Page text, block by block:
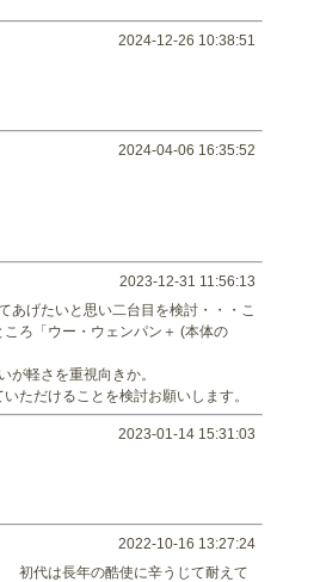
2024-12-26 10:38:51
2024-04-06 16:35:52
2023-12-31 11:56:13
げたいと思い二台目を検討・・・こ
ろ「ウー・ウェンパン＋ (本体の
軽さを重視向きか。
ただけることを検討お願いします。
2023-01-14 15:31:03
2022-10-16 13:27:24
初代は長年の酷使に辛うじて耐えて